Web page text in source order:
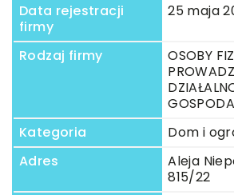
Data rejestracji
firmy
25 maja
Rodzaj firmy
OSOBY
Kategoria
Dom i
Adres
Aleja
815/22